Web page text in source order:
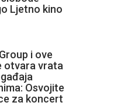
Ljetno kino
i ove
otvara vrata
Osvojite
za koncert